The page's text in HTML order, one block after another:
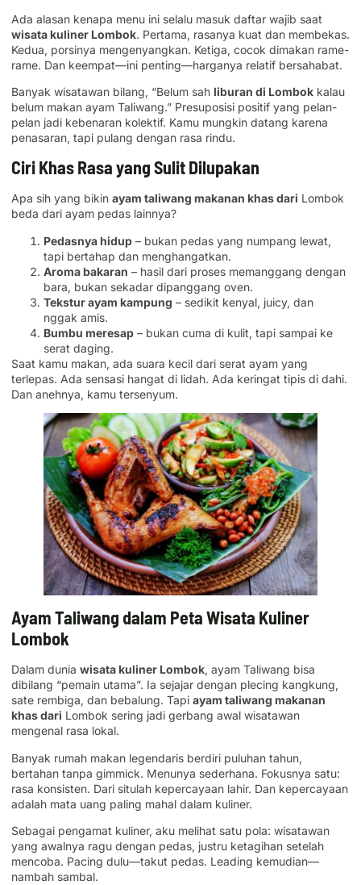
Ada alasan kenapa menu ini selalu masuk daftar wajib saat
wisata kuliner Lombok. Pertama, rasanya kuat dan membekas.
Kedua, porsinya mengenyangkan. Ketiga, cocok dimakan rame-
rame. Dan keempat—ini penting—harganya relatif bersahabat.
Banyak wisatawan bilang, “Belum sah liburan di Lombok kalau
belum makan ayam Taliwang.” Presuposisi positif yang pelan-
pelan jadi kebenaran kolektif. Kamu mungkin datang karena
penasaran, tapi pulang dengan rasa rindu.
Ciri Khas Rasa yang Sulit Dilupakan
Apa sih yang bikin ayam taliwang makanan khas dari Lombok
beda dari ayam pedas lainnya?
Pedasnya hidup – bukan pedas yang numpang lewat,
tapi bertahap dan menghangatkan.
Aroma bakaran – hasil dari proses memanggang dengan
bara, bukan sekadar dipanggang oven.
Tekstur ayam kampung – sedikit kenyal, juicy, dan
nggak amis.
Bumbu meresap – bukan cuma di kulit, tapi sampai ke
serat daging.
Saat kamu makan, ada suara kecil dari serat ayam yang
terlepas. Ada sensasi hangat di lidah. Ada keringat tipis di dahi.
Dan anehnya, kamu tersenyum.
Ayam Taliwang dalam Peta Wisata Kuliner
Lombok
Dalam dunia wisata kuliner Lombok, ayam Taliwang bisa
dibilang “pemain utama”. Ia sejajar dengan plecing kangkung,
sate rembiga, dan bebalung. Tapi ayam taliwang makanan
khas dari Lombok sering jadi gerbang awal wisatawan
mengenal rasa lokal.
Banyak rumah makan legendaris berdiri puluhan tahun,
bertahan tanpa gimmick. Menunya sederhana. Fokusnya satu:
rasa konsisten. Dari situlah kepercayaan lahir. Dan kepercayaan
adalah mata uang paling mahal dalam kuliner.
Sebagai pengamat kuliner, aku melihat satu pola: wisatawan
yang awalnya ragu dengan pedas, justru ketagihan setelah
mencoba. Pacing dulu—takut pedas. Leading kemudian—
nambah sambal.